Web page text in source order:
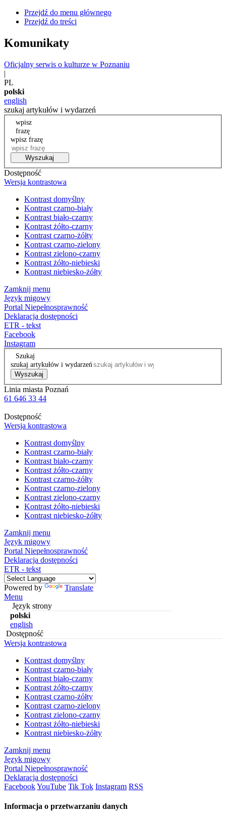
Przejdź do menu głównego
Przejdź do treści
Komunikaty
Oficjalny serwis o kulturze w Poznaniu
|
PL
polski
english
szukaj artykułów i wydarzeń
wpisz
frazę
wpisz frazę
Wyszukaj
Dostępność
Wersja kontrastowa
Kontrast domyślny
Kontrast czarno-biały
Kontrast biało-czarny
Kontrast żółto-czarny
Kontrast czarno-żółty
Kontrast czarno-zielony
Kontrast zielono-czarny
Kontrast żółto-niebieski
Kontrast niebiesko-żółty
Zamknij menu
Język migowy
Portal Niepełnosprawność
Deklaracja dostępności
ETR - tekst
Facebook
Instagram
Szukaj
szukaj artykułów i wydarzeń
Wyszukaj
Linia miasta Poznań
61 646 33 44
Dostępność
Wersja kontrastowa
Kontrast domyślny
Kontrast czarno-biały
Kontrast biało-czarny
Kontrast żółto-czarny
Kontrast czarno-żółty
Kontrast czarno-zielony
Kontrast zielono-czarny
Kontrast żółto-niebieski
Kontrast niebiesko-żółty
Zamknij menu
Język migowy
Portal Niepełnosprawność
Deklaracja dostępności
ETR - tekst
Powered by
Translate
Menu
Język strony
polski
english
Dostępność
Wersja kontrastowa
Kontrast domyślny
Kontrast czarno-biały
Kontrast biało-czarny
Kontrast żółto-czarny
Kontrast czarno-żółty
Kontrast czarno-zielony
Kontrast zielono-czarny
Kontrast żółto-niebieski
Kontrast niebiesko-żółty
Zamknij menu
Język migowy
Portal Niepełnosprawność
Deklaracja dostępności
FacebookYouTube Tik Tok Instagram RSS
Informacja o przetwarzaniu danych